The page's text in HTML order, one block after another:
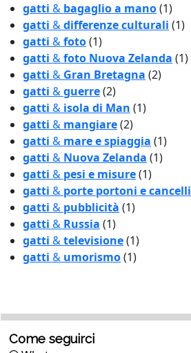
gatti & bagaglio a mano(1)
gatti &differenze culturali (1)
gatti &foto(1)
gatti &foto Nuova Zelanda (1)
gatti & Gran Bretagna (2)
gatti &guerre(2)
gatti & isola di Man (1)
gatti & mangiare(2)
gatti & mare e spiaggia (1)
gatti & Nuova Zelanda (1)
gatti & pesi e misure(1)
gatti & porte portoni e cancelli
gatti & pubblicità (1)
gatti & Russia (1)
gatti &televisione(1)
gatti & umorismo(1)
Come seguirci